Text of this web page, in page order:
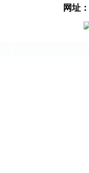
网址：